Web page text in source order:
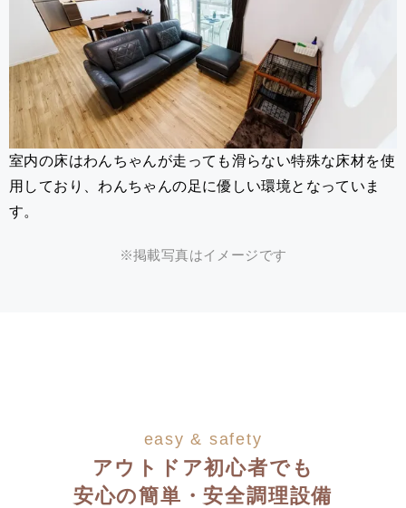
室内の床はわんちゃんが走っても滑らない特殊な床材を使
用しており、わんちゃんの足に優しい環境となっていま
す。
※掲載写真はイメージです
easy & safety
アウトドア初心者でも
安心の簡単・安全調理設備